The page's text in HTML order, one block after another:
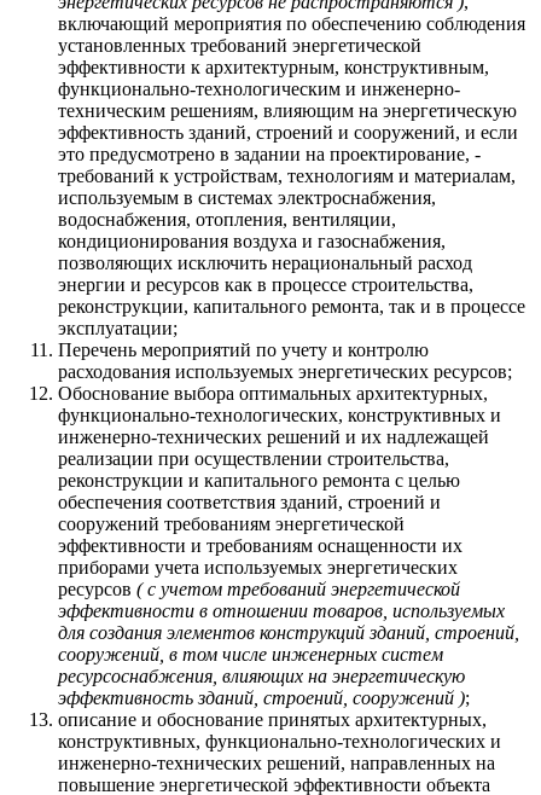
включающий мероприятия по обеспечению соблюдения
установленных требований энергетической
эффективности к архитектурным, конструктивным,
функционально-технологическим и инженерно-
техническим решениям, влияющим на энергетическую
эффективность зданий, строений и сооружений, и если
это предусмотрено в задании на проектирование, -
требований к устройствам, технологиям и материалам,
используемым в системах электроснабжения,
водоснабжения, отопления, вентиляции,
кондиционирования воздуха и газоснабжения,
позволяющих исключить нерациональный расход
энергии и ресурсов как в процессе строительства,
реконструкции, капитального ремонта, так и в процессе
эксплуатации;
Перечень мероприятий по учету и контролю
расходования используемых энергетических ресурсов;
Обоснование выбора оптимальных архитектурных,
функционально-технологических, конструктивных и
инженерно-технических решений и их надлежащей
реализации при осуществлении строительства,
реконструкции и капитального ремонта с целью
обеспечения соответствия зданий, строений и
сооружений требованиям энергетической
эффективности и требованиям оснащенности их
приборами учета используемых энергетических
ресурсов ( с учетом требований энергетической
эффективности в отношении товаров, используемых
для создания элементов конструкций зданий, строений,
сооружений, в том числе инженерных систем
ресурсоснабжения, влияющих на энергетическую
эффективность зданий, строений, сооружений );
описание и обоснование принятых архитектурных,
конструктивных, функционально-технологических и
инженерно-технических решений, направленных на
повышение энергетической эффективности объекта